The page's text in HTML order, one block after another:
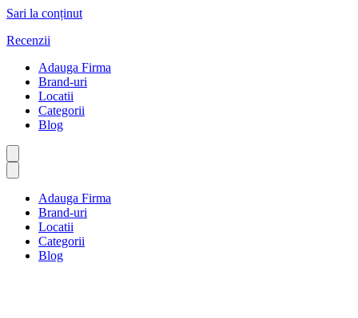
Sari la conținut
Recenzii
Adauga Firma
Brand-uri
Locatii
Categorii
Blog
Adauga Firma
Brand-uri
Locatii
Categorii
Blog